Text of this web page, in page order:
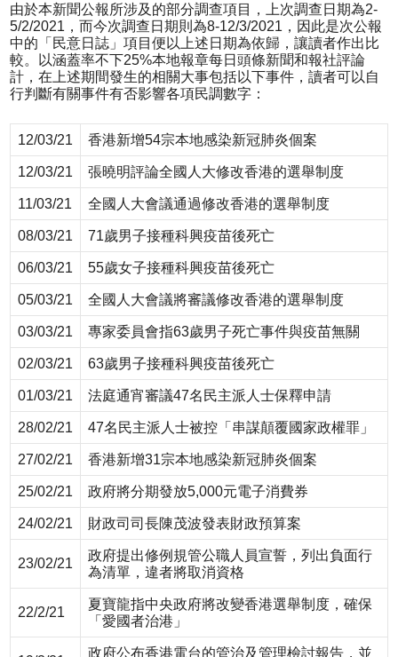
由於本新聞公報所涉及的部分調查項目，上次調查日期為2-
5/2/2021，而今次調查日期則為8-12/3/2021，因此是次公報
中的「民意日誌」項目便以上述日期為依歸，讓讀者作出比
較。以涵蓋率不下25%本地報章每日頭條新聞和報社評論
計，在上述期間發生的相關大事包括以下事件，讀者可以自
行判斷有關事件有否影響各項民調數字：
12/03/21 香港新增54宗本地感染新冠肺炎個案
12/03/21 張曉明評論全國人大修改香港的選舉制度
11/03/21 全國人大會議通過修改香港的選舉制度
08/03/21 71歲男子接種科興疫苗後死亡
06/03/21 55歲女子接種科興疫苗後死亡
05/03/21 全國人大會議將審議修改香港的選舉制度
03/03/21 專家委員會指63歲男子死亡事件與疫苗無關
02/03/21 63歲男子接種科興疫苗後死亡
01/03/21 法庭通宵審議47名民主派人士保釋申請
28/02/21 47名民主派人士被控「串謀顛覆國家政權罪」
27/02/21 香港新增31宗本地感染新冠肺炎個案
25/02/21 政府將分期發放5,000元電子消費券
24/02/21 財政司司長陳茂波發表財政預算案
23/02/21
政府提出修例規管公職人員宣誓，列出負面行
為清單，違者將取消資格
22/2/21
夏寶龍指中央政府將改變香港選舉制度，確保
「愛國者治港」
政府公布香港電台的管治及管理檢討報告，並